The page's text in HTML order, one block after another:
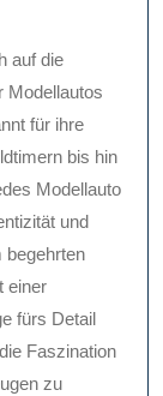
auf die
Modellautos
für ihre
bis hin
Modellauto
und
begehrten
einer
fürs Detail
Faszination
zu